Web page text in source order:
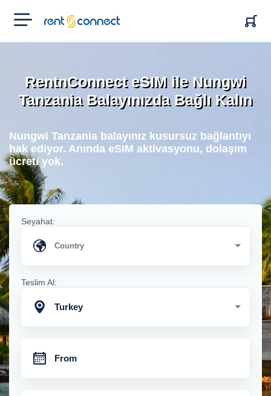
RENT'N
CONNECT
RentnConnect eSIM ile Nungwi
Tanzania Balayınızda Bağlı Kalın
Nungwi Tanzania balayınız kusursuz bağlantıyı
hak ediyor. Anında eSIM aktivasyonu, dolaşım
ücreti yok.
Seyahat:
Teslim Al:
Turkey